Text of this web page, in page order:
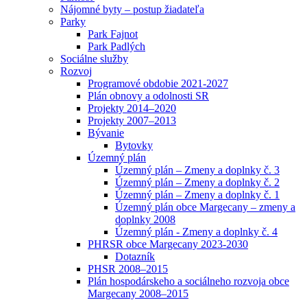
Nájomné byty – postup žiadateľa
Parky
Park Fajnot
Park Padlých
Sociálne služby
Rozvoj
Programové obdobie 2021-2027
Plán obnovy a odolnosti SR
Projekty 2014–2020
Projekty 2007–2013
Bývanie
Bytovky
Územný plán
Územný plán – Zmeny a doplnky č. 3
Územný plán – Zmeny a doplnky č. 2
Územný plán – Zmeny a doplnky č. 1
Územný plán obce Margecany – zmeny a
doplnky 2008
Územný plán - Zmeny a doplnky č. 4
PHRSR obce Margecany 2023-2030
Dotazník
PHSR 2008–2015
Plán hospodárskeho a sociálneho rozvoja obce
Margecany 2008–2015